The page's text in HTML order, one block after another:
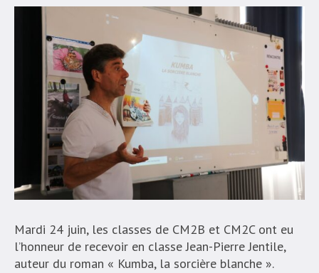
Mardi 24 juin, les classes de CM2B et CM2C ont eu
l’honneur de recevoir en classe Jean-Pierre Jentile,
auteur du roman « Kumba, la sorcière blanche ».